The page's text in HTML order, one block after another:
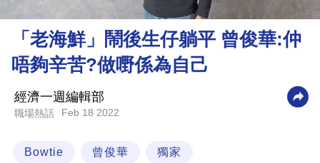
理
財
商
業
科
「老海鮮」鬧後生仔躺平 曾俊華:仲
唔夠辛苦?做嘢係為自己
經濟一週編輯部
職場熱話 Feb 18 2022
Bowtie 曾俊華 獨家